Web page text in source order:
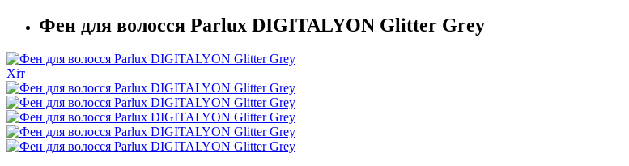
Фен для волосся Parlux DIGITALYON Glitter Grey
Хіт